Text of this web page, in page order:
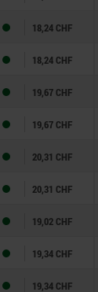
18,24 CHF
18,24 CHF
19,67 CHF
19,67 CHF
20,31 CHF
20,31 CHF
19,02 CHF
19,34 CHF
19,34 CHF